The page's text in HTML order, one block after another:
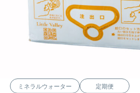
ミネラルウォーター 定期便